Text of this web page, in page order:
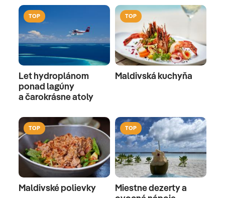
TOP
Let hydroplánom
ponad lagúny
a čarokrásne atoly
TOP
Maldivská kuchyňa
TOP
Maldivské polievky
TOP
Miestne dezerty a